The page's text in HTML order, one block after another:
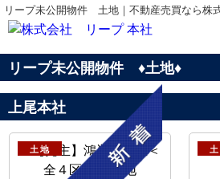
リープ未公開物件 土地｜不動産売買なら株
リープ未公開物件 ♦土地♦
上尾本社
土地